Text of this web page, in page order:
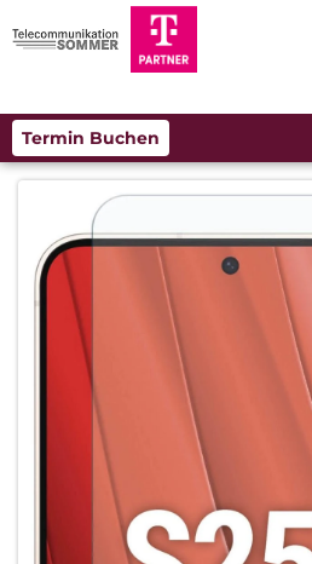
Termin Buchen